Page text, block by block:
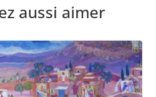
aussi aimer